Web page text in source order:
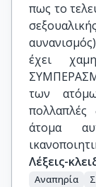
πως το
έχει
των
πολλαπλές
άτομα
Λέξεις-
Αναπηρία